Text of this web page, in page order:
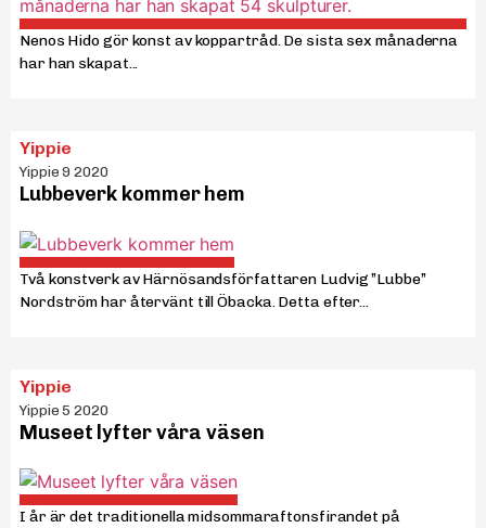
Nenos Hido gör konst av koppartråd. De sista sex månaderna
har han skapat...
Yippie
Yippie 9 2020
Lubbeverk kommer hem
Två konstverk av Härnösandsförfattaren Ludvig ”Lubbe”
Nordström har återvänt till Öbacka. Detta efter...
Yippie
Yippie 5 2020
Museet lyfter våra väsen
I år är det traditionella midsommaraftonsfirandet på